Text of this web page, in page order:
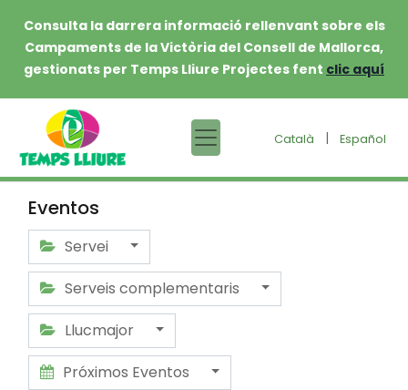
Consulta la darrera informació rellenvant sobre els
Campaments de la Victòria del Consell de Mallorca,
gestionats per Temps Lliure Projectes fent clic aquí
Català | Español
Eventos
Servei
Serveis complementaris
Llucmajor
Próximos Eventos